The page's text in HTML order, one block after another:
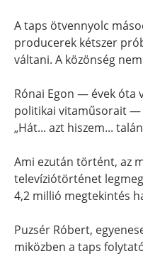
A taps ötvennyolc
producerek kétszer
váltani. A közönség
Rónai Egon — évek óta
politikai vitaműsorait —
„Hát... azt hiszem...
Ami ezután történt, az
televíziótörténet
4,2 millió megtekintés
Puzsér Róbert,
miközben a taps